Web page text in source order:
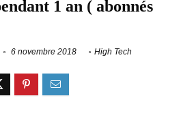
1 an ( abonnés
6 novembre 2018 High Tech